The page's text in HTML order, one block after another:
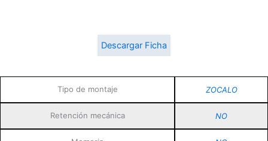
Descargar Ficha
Tipo de montaje ZOCALO
Retención mecánica NO